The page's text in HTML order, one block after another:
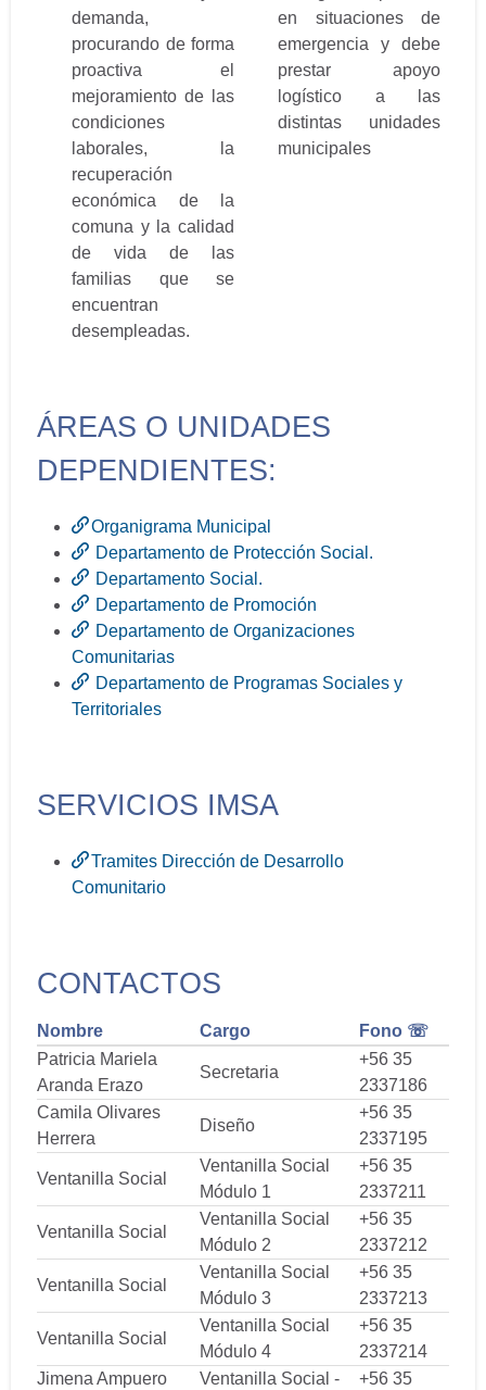
demanda,
procurando de forma
proactiva el
mejoramiento de las
condiciones
laborales, la
recuperación
económica de la
comuna y la calidad
de vida de las
familias que se
encuentran
desempleadas.
en situaciones de
emergencia y debe
prestar apoyo
logístico a las
distintas unidades
municipales
ÁREAS O UNIDADES
DEPENDIENTES:
Organigrama Municipal
Departamento de Protección Social.
Departamento Social.
Departamento de Promoción
Departamento de Organizaciones
Comunitarias
Departamento de Programas Sociales y
Territoriales
SERVICIOS IMSA
Tramites Dirección de Desarrollo
Comunitario
CONTACTOS
Nombre Cargo
Fono ☏
Patricia Mariela
Aranda Erazo
Secretaria
+56 35
2337186
Camila Olivares
Herrera
Diseño
+56 35
2337195
Ventanilla Social
Ventanilla Social
Módulo 1
+56 35
2337211
Ventanilla Social
Ventanilla Social
Módulo 2
+56 35
2337212
Ventanilla Social
Ventanilla Social
Módulo 3
+56 35
2337213
Ventanilla Social
Ventanilla Social
Módulo 4
+56 35
2337214
Jimena Ampuero
Ventanilla Social -
+56 35